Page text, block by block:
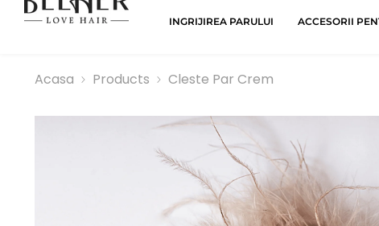
INGRIJIREA PARULUI ACCESORII
Acasa Products Cleste Par Crem